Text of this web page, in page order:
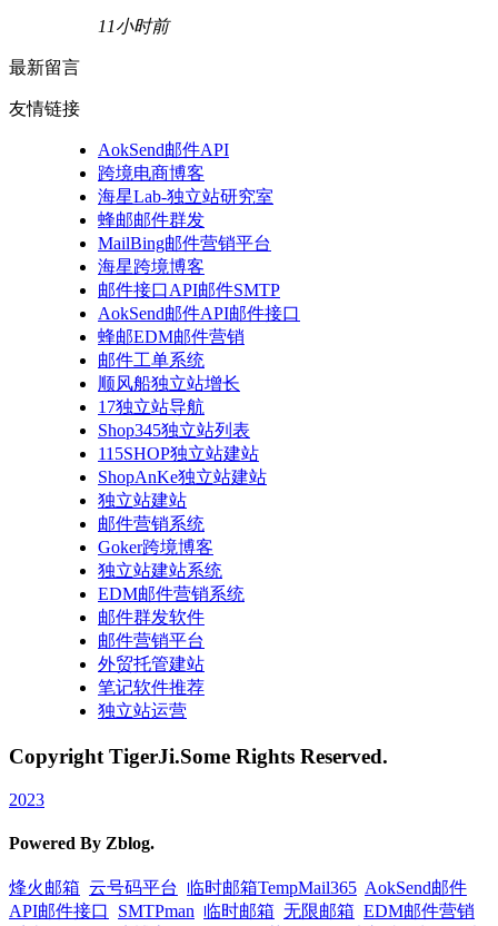
11小时前
最新留言
友情链接
AokSend邮件API
跨境电商博客
海星Lab-独立站研究室
蜂邮邮件群发
MailBing邮件营销平台
海星跨境博客
邮件接口API邮件SMTP
AokSend邮件API邮件接口
蜂邮EDM邮件营销
邮件工单系统
顺风船独立站增长
17独立站导航
Shop345独立站列表
115SHOP独立站建站
ShopAnKe独立站建站
独立站建站
邮件营销系统
Goker跨境博客
独立站建站系统
EDM邮件营销系统
邮件群发软件
邮件营销平台
外贸托管建站
笔记软件推荐
独立站运营
Copyright TigerJi.Some Rights Reserved.
2023
Powered By Zblog.
烽火邮箱 云号码平台 临时邮箱TempMail365 AokSend邮件
API邮件接口
SMTPman 临时邮箱 无限邮箱 EDM邮件营销